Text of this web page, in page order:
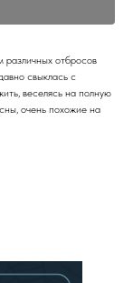
различных отбросов
свыклась с
веселясь на полную
очень похожие на